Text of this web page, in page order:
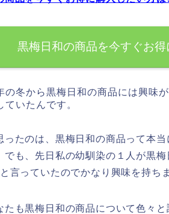
黒梅日和の商品を今すぐお
の冬から黒梅日和の商品には興味
ていたんです。
ったのは、黒梅日和の商品って本
でも、先日私の幼馴染の１人が黒
言っていたのでかなり興味を持ち
たも黒梅日和の商品について色々と